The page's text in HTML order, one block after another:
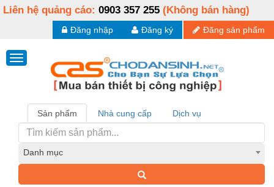
Liên hệ quảng cáo: 0903 357 255 (Không bán hàng)
Đăng sản phẩm
Đăng ký
Đăng nhập
Sản phẩm Nhà cung cấp Dịch vụ
Danh mục